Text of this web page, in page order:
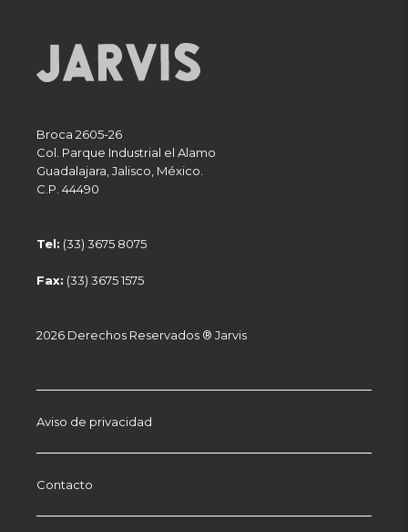
Broca 2605-26
Col. Parque Industrial el Alamo
Guadalajara Jalisco México
C.P. 44490
Tel: (33) 3675 8075
Fax: (33) 3675 1575
2026 Derechos Reservados ® Jarvis
Aviso de privacidad
Contacto